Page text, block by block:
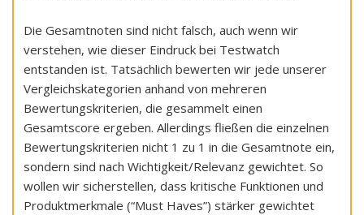
Die Gesamtnoten sind nicht falsch, auch wenn wir
verstehen, wie dieser Eindruck bei Testwatch
entstanden ist. Tatsächlich bewerten wir jede unserer
Vergleichskategorien anhand von mehreren
Bewertungskriterien, die gesammelt einen
Gesamtscore ergeben. Allerdings fließen die einzelnen
Bewertungskriterien nicht 1 zu 1 in die Gesamtnote ein,
sondern sind nach Wichtigkeit/Relevanz gewichtet. So
wollen wir sicherstellen, dass kritische Funktionen und
Produktmerkmale (“Must Haves”) stärker gewichtet